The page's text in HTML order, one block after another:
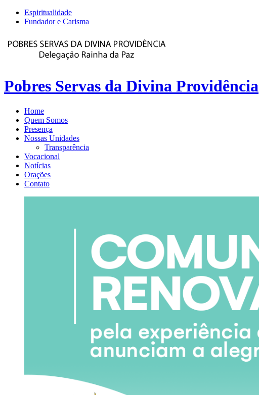
Espiritualidade
Fundador e Carisma
Pobres Servas da Divina Providência
Home
Quem Somos
Presença
Nossas Unidades
Transparência
Vocacional
Notícias
Orações
Contato